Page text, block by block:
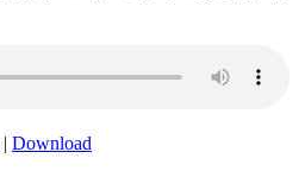
| Download